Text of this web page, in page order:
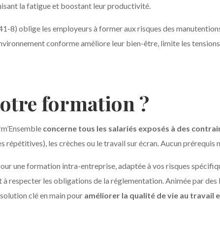
la fatigue et boostant leur productivité.
8) oblige les employeurs à former aux risques des
conforme améliore leur bien-être, limite les
formation ?
concerne tous les salariés exposés à des
les crèches ou le travail sur écran. Aucun prérequis
une formation intra-entreprise, adaptée à vos risques
respecter les obligations de la réglementation. Animée par
clé en main pour améliorer la qualité de vie au travail